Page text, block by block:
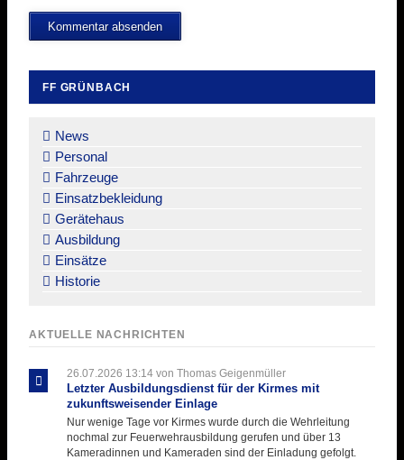
Kommentar absenden
FF GRÜNBACH
überspringen
News
Personal
Fahrzeuge
Einsatzbekleidung
Gerätehaus
Ausbildung
Einsätze
Historie
AKTUELLE NACHRICHTEN
26.07.2026 13:14von Thomas Geigenmüller
Letzter Ausbildungsdienst für der Kirmes mit
zukunftsweisender Einlage
Nur wenige Tage vor Kirmes wurde durch die Wehrleitung
nochmal zur Feuerwehrausbildung gerufen und über 13
Kameradinnen und Kameraden sind der Einladung gefolgt.